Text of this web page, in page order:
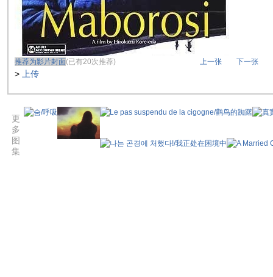
推荐为影片封面(已有20次推荐) 上一张 下一张
> 上传
更
多
图
集